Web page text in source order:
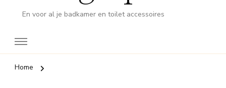
En voor al je badkamer en toilet accessoires
Home